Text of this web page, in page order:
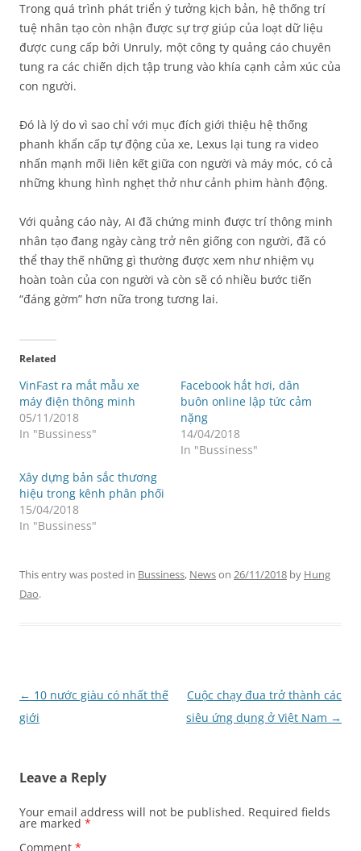
Trong quá trình phát triển ý tưởng kịch bản, hệ thống trí
tuệ nhân tạo còn nhận được sự trợ giúp của loạt dữ liệu
được cung cấp bởi Unruly, một công ty quảng cáo chuyên
tung ra các chiến dịch tập trung vào khía cạnh cảm xúc của
con người.
Đó là lý do vì sao chỉ với mục đích giới thiệu hệ thống
phanh khẩn cấp tự động của xe, Lexus lại tung ra video
nhấn mạnh mối liên kết giữa con người và máy móc, có cả
những khung hình nghẹt thở như cảnh phim hành động.
Với quảng cáo này, AI đã chứng minh được trí thông minh
nhân tạo đang ngày càng trở nên giống con người, đã có
thể thay thế những gì thường được xem như nhiệm vụ
hoàn toàn của con người và còn sẽ có nhiều bước tiến
“đáng gờm” hơn nữa trong tương lai.
Related
VinFast ra mắt mẫu xe
máy điện thông minh
05/11/2018
In "Bussiness"
Facebook hắt hơi, dân
buôn online lập tức cảm
nặng
14/04/2018
In "Bussiness"
Xây dựng bản sắc thương
hiệu trong kênh phân phối
15/04/2018
In "Bussiness"
This entry was posted in Bussiness, Newson 26/11/2018 by Hung
Dao.
Post
navigation
← 10 nước giàu có nhất thế
giới
Cuộc chạy đua trở thành các
siêu ứng dụng ở Việt Nam →
Leave a Reply
Your email address will not be published. Required fields
are marked *
Comment *